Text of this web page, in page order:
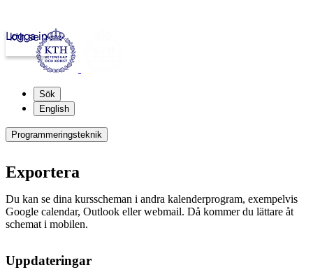
kth.se
Logga in
Sök
English
Programmeringsteknik
Exportera
Du kan se dina kursscheman i andra kalenderprogram, exempelvis
Google calendar, Outlook eller webmail. Då kommer du lättare åt
schemat i mobilen.
Uppdateringar